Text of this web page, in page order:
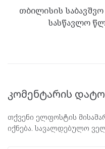
თბილისის საბავშვო
სასწავლო
კომენტარის
თქვენი ელფოსტის
იქნება. სავალდებულო